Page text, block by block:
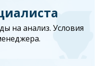
на анализ. Условия